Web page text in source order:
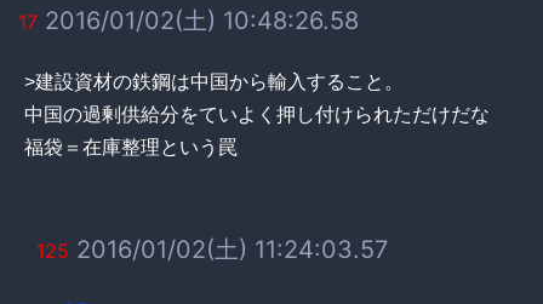
17 2016/01/02(土) 10:48:26.58
>建設資材の鉄鋼は中国から輸入すること。
中国の過剰供給分をていよく押し付けられただけだな
福袋＝在庫整理という罠
125 2016/01/02(土) 11:24:03.57